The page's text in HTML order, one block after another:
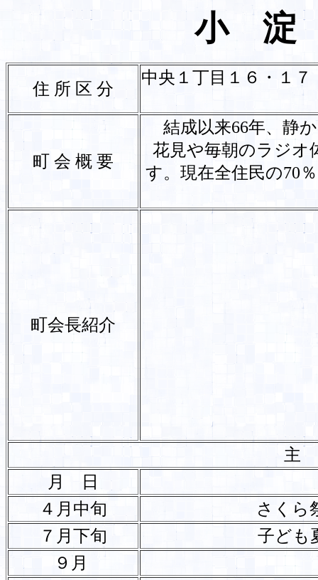
小
住 所 区 分
中央１丁目１６・１
町 会 概 要
結成以来66年、静
花見や毎朝のラジオ
す。現在全住民の70
町会長紹介
主
月 日
４月中旬
さくら
７月下旬
子ども
９月